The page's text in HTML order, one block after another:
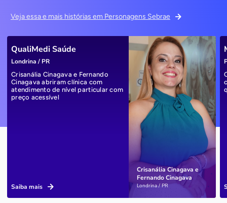
Veja essa e mais histórias em Personagens Sebrae
Crisanália Cinagava e
Fernando Cinagava
Londrina / PR
QualiMedi Saúde
Londrina / PR
Crisanália Cinagava e Fernando
Cinagava abriram clínica com
atendimento de nível particular com
preço acessível
Saiba mais